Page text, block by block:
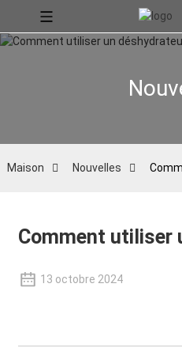
Maison Nouvelles
Comment utiliser
13 octobre 2024